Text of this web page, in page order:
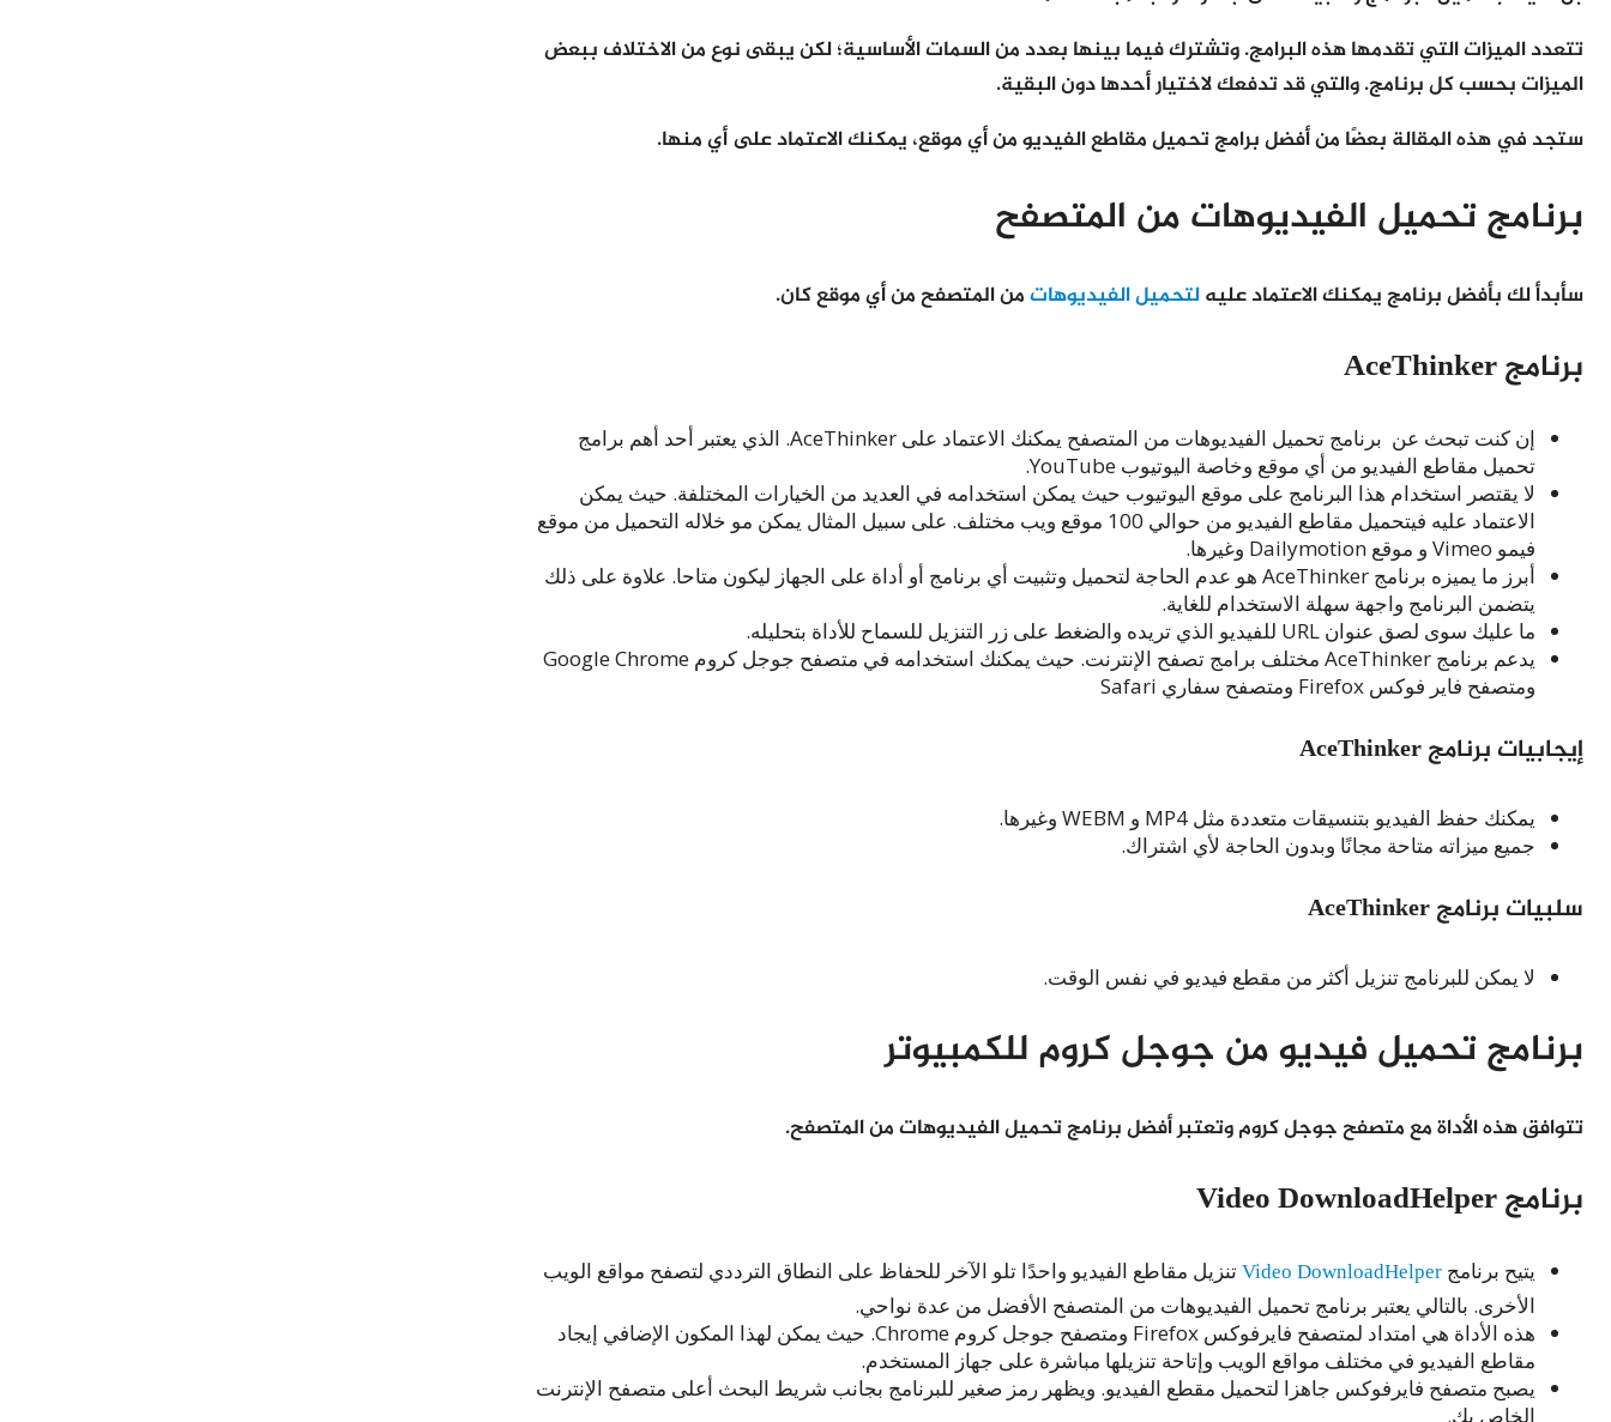
تتعدد الميزات التي تقدمها هذه البرامج. وتشترك فيما بينها بعدد من السمات الأساسية؛ لكن يبقى نوع من الاختلاف ببعض
الميزات بحسب كل برنامج. والتي قد تدفعك لاختيار أحدها دون البقية.
ستجد في هذه المقالة بعضًا من أفضل برامج تحميل مقاطع الفيديو من أي موقع، يمكنك الاعتماد على أي منها.
برنامج تحميل الفيديوهات من المتصفح
سأبدأ لك بأفضل برنامج يمكنك الاعتماد عليهلتحميل الفيديوهاتمن المتصفح من أي موقع كان.
برنامج AceThinker
إن كنت تبحث عن برنامج تحميل الفيديوهات من المتصفح يمكنك الاعتماد على AceThinker. الذي يعتبر أحد أهم برامج
تحميل مقاطع الفيديو من أي موقع وخاصة اليوتيوب YouTube.
لا يقتصر استخدام هذا البرنامج على موقع اليوتيوب حيث يمكن استخدامه في العديد من الخيارات المختلفة. حيث يمكن
الاعتماد عليه فيتحميل مقاطع الفيديو من حوالي 100 موقع ويب مختلف. على سبيل المثال يمكن مو خلاله التحميل من موقع
فيمو Vimeo و موقع Dailymotion وغيرها.
أبرز ما يميزه برنامج AceThinker هو عدم الحاجة لتحميل وتثبيت أي برنامج أو أداة على الجهاز ليكون متاحا. علاوة على ذلك
يتضمن البرنامج واجهة سهلة الاستخدام للغاية.
ما عليك سوى لصق عنوان URL للفيديو الذي تريده والضغط على زر التنزيل للسماح للأداة بتحليله.
يدعم برنامج AceThinker مختلف برامج تصفح الإنترنت. حيث يمكنك استخدامه في متصفح جوجل كروم Google Chrome
ومتصفح فاير فوكس Firefox ومتصفح سفاري Safari
إيجابيات برنامج AceThinker
يمكنك حفظ الفيديو بتنسيقات متعددة مثل MP4 و WEBM وغيرها.
جميع ميزاته متاحة مجانًا وبدون الحاجة لأي اشتراك.
سلبيات برنامج AceThinker
لا يمكن للبرنامج تنزيل أكثر من مقطع فيديو في نفس الوقت.
برنامج تحميل فيديو من جوجل كروم للكمبيوتر
تتوافق هذه الأداة مع متصفح جوجل كروم وتعتبر أفضل برنامج تحميل الفيديوهات من المتصفح.
برنامج Video DownloadHelper
يتيح برنامج Video DownloadHelperتنزيل مقاطع الفيديو واحدًا تلو الآخر للحفاظ على النطاق الترددي لتصفح مواقع الويب
الأخرى. بالتالي يعتبر برنامج تحميل الفيديوهات من المتصفح الأفضل من عدة نواحي.
هذه الأداة هي امتداد لمتصفح فايرفوكس Firefox ومتصفح جوجل كروم Chrome. حيث يمكن لهذا المكون الإضافي إيجاد
مقاطع الفيديو في مختلف مواقع الويب وإتاحة تنزيلها مباشرة على جهاز المستخدم.
يصبح متصفح فايرفوكس جاهزا لتحميل مقطع الفيديو. ويظهر رمز صغير للبرنامج بجانب شريط البحث أعلى متصفح الإنترنت
الخاص بك.